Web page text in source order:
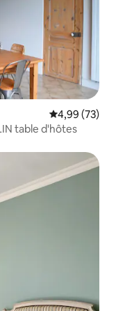
Évaluation
4,99 (73)
Au clos des Mar'Ôo Chambre TREMPLIN table d'hôtes